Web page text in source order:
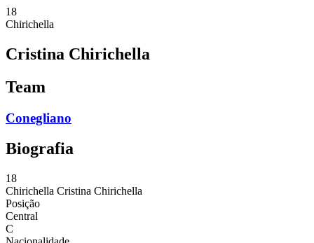
18
Chirichella
Cristina Chirichella
Team
Conegliano
Biografia
18
Chirichella Cristina Chirichella
Posição
Central
C